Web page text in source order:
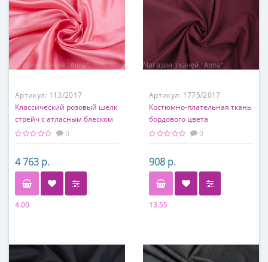
Артикул: 113/2017
Классический розовый шелк
стрейч с атласным блеском
0
4 763 р.
4.00
Артикул: 1775/2017
Костюмно-плательная ткань
бордового цвета
0
908 р.
13.55